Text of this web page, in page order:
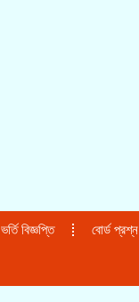
ভর্তি বিজ্ঞপ্তি বোর্ড প্রশ্ন